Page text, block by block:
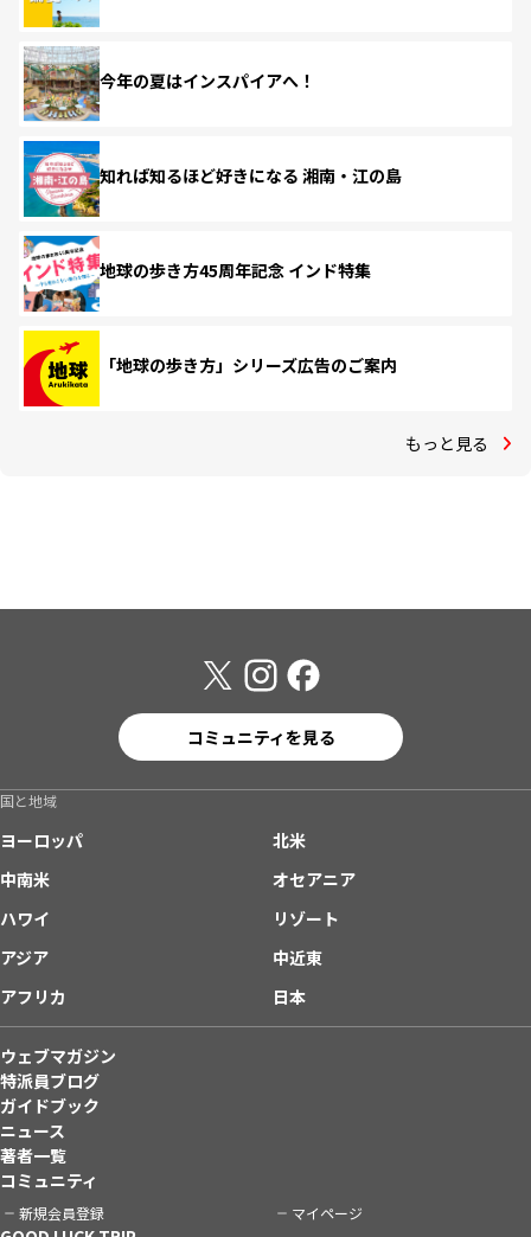
今年の夏はインスパイアへ！
知れば知るほど好きになる 湘南・江の島
地球の歩き方45周年記念 インド特集
「地球の歩き方」シリーズ広告のご案内
もっと見る
コミュニティを見る
国と地域
ヨーロッパ
北米
中南米
オセアニア
ハワイ
リゾート
アジア
中近東
アフリカ
日本
ウェブマガジン
特派員ブログ
ガイドブック
ニュース
著者一覧
コミュニティ
新規会員登録 マイページ